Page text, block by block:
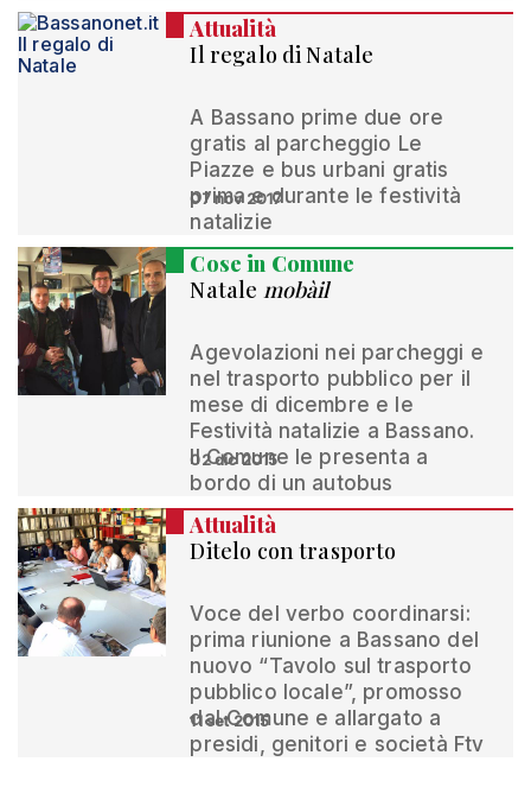
Attualità
Il regalo di Natale
A Bassano prime due ore
gratis al parcheggio Le
Piazze e bus urbani gratis
prima e durante le festività
natalizie
07 nov 2017
Cose in Comune
Natale mobàil
Agevolazioni nei parcheggi e
nel trasporto pubblico per il
mese di dicembre e le
Festività natalizie a Bassano.
Il Comune le presenta a
bordo di un autobus
02 dic 2015
Attualità
Ditelo con trasporto
Voce del verbo coordinarsi:
prima riunione a Bassano del
nuovo “Tavolo sul trasporto
pubblico locale”, promosso
dal Comune e allargato a
presidi, genitori e società Ftv
11 set 2015